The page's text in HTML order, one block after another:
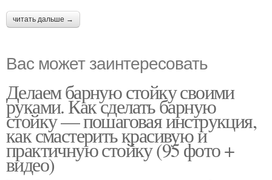
читать дальше →
Вас может заинтересовать
Делаем барную стойку своими
руками. Как сделать барную
стойку — пошаговая инструкция,
как смастерить красивую и
практичную стойку (95 фото +
видео)